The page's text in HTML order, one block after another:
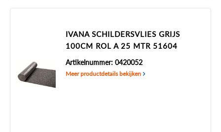
IVANA SCHILDERSVLIES GRIJS
100CM ROL A 25 MTR 51604
Artikelnummer: 0420052
Meer productdetails bekijken